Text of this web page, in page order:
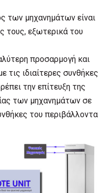
των μηχανημάτων είναι
τους, εξωτερικά του
προσαρμογή και
τις ιδιαίτερες συνθήκες
την επίτευξη της
των μηχανημάτων σε
του περιβάλλοντα